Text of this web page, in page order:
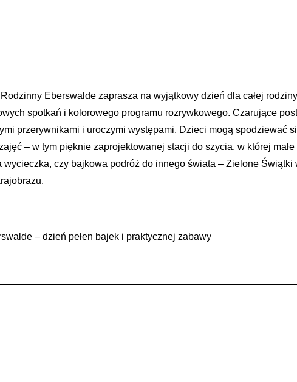
Eberswalde zaprasza na wyjątkowy dzień dla całej
spotkań i kolorowego programu rozrywkowego. Czarujące
przerywnikami i uroczymi występami. Dzieci mogą spodziewać
– w tym pięknie zaprojektowanej stacji do szycia, w której małe
czy bajkowa podróż do innego świata – Zielone
– dzień pełen bajek i praktycznej zabawy